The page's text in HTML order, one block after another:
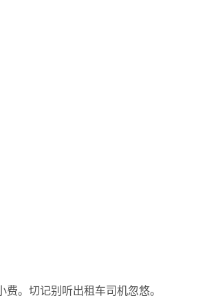
。切记别听出租车司机忽悠。